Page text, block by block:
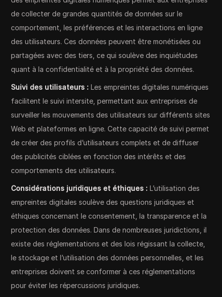
de collecter de grandes quantités de données sur le
comportement, les préférences et les interactions en ligne
des utilisateurs. Ces données peuvent être monétisées ou
partagées avec des tiers, ce qui soulève des inquiétudes
quant à la confidentialité et à la propriété des données.
Suivi des utilisateurs :Les empreintes digitales numériques
facilitent le suivi intersite, permettant aux entreprises de
surveiller les mouvements des utilisateurs sur différents sites
Web et plateformes en ligne. Cette capacité de suivi permet
de créer des profils d’utilisateurs complets et de diffuser
des publicités ciblées en fonction des intérêts et des
comportements des utilisateurs.
Considérations juridiques et éthiques :L’utilisation des
empreintes digitales soulève des questions juridiques et
éthiques concernant le consentement, la transparence et la
protection des données. Dans de nombreuses juridictions, il
existe des réglementations et des lois régissant la collecte,
le stockage et l’utilisation des données personnelles, et les
entreprises doivent se conformer à ces réglementations
pour éviter les répercussions juridiques.